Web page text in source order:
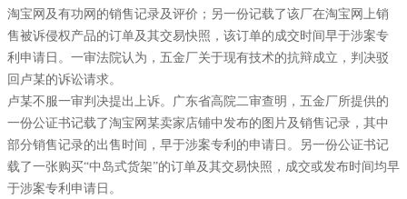
淘宝网及有功网的销售记录及评价；另一份记载了该厂在淘宝网上销
售被诉侵权产品的订单及其交易快照，该订单的成交时间早于涉案专
利申请日。一审法院认为，五金厂关于现有技术的抗辩成立，判决驳
回卢某的诉讼请求。
卢某不服一审判决提出上诉。广东省高院二审查明，五金厂所提供的
一份公证书记载了淘宝网某卖家店铺中发布的图片及销售记录，其中
部分销售记录的出售时间，早于涉案专利的申请日。另一份公证书记
载了一张购买“中岛式货架”的订单及其交易快照，成交或发布时间均早
于涉案专利申请日。